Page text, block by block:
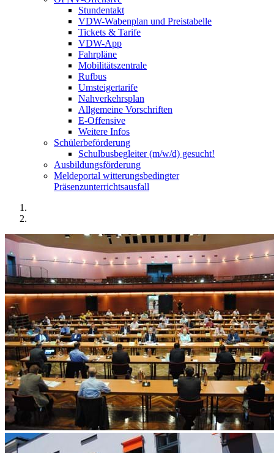
Stundentakt
VDW-Wabenplan und Preistabelle
Tickets & Tarife
VDW-App
Fahrpläne
Mobilitätszentrale
Rufbus
Umsteigertarife
Nahverkehrsplan
Allgemeine Vorschriften
E-Offensive
Weitere Infos
Schülerbeförderung
Schulbusbegleiter (m/w/d) gesucht!
Ausbildungsförderung
Meldeportal witterungsbedingter
Präsenzunterrichtsausfall